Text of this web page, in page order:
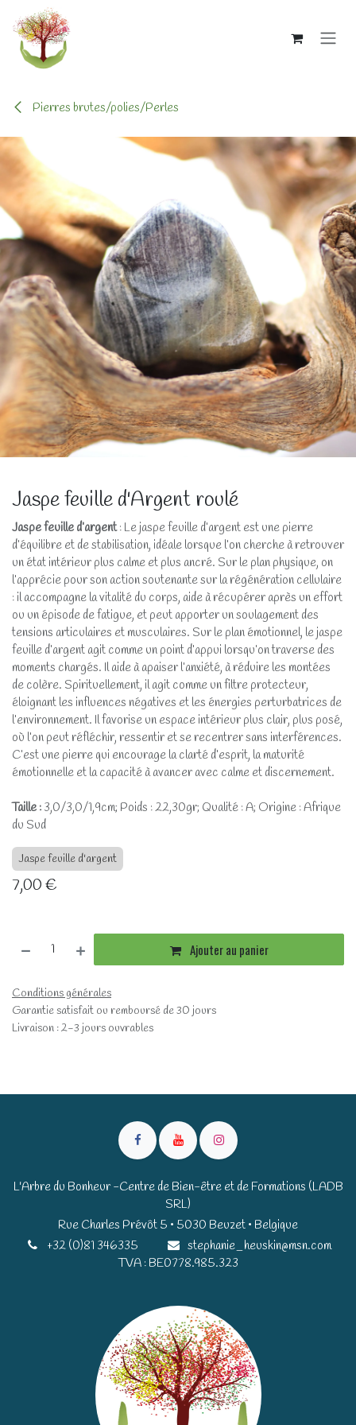
Se rendre au contenu
Pierres brutes/polies/Perles
Jaspe feuille d'Argent roulé
Jaspe feuille d’argent: Le jaspe feuille d’argent est une pierre
d’équilibre et de stabilisation, idéale lorsque l’on cherche à retrouver
un état intérieur plus calme et plus ancré. Sur le plan physique, on
l’apprécie pour son action soutenante sur la régénération cellulaire
: il accompagne la vitalité du corps, aide à récupérer après un effort
ou un épisode de fatigue, et peut apporter un soulagement des
tensions articulaires et musculaires. Sur le plan émotionnel, le jaspe
feuille d’argent agit comme un point d’appui lorsqu’on traverse des
moments chargés. Il aide à apaiser l’anxiété, à réduire les montées
de colère. Spirituellement, il agit comme un filtre protecteur,
éloignant les influences négatives et les énergies perturbatrices de
l’environnement. Il favorise un espace intérieur plus clair, plus posé,
où l’on peut réfléchir, ressentir et se recentrer sans interférences.
C’est une pierre qui encourage la clarté d’esprit, la maturité
émotionnelle et la capacité à avancer avec calme et discernement.
Taille : 3,0/3,0/1,9cm; Poids : 22,30gr; Qualité : A; Origine : Afrique
du Sud
Jaspe feuille d'argent
7,00€
Ajouter au panier
Conditions générales
Garantie satisfait ou remboursé de 30 jours
Livraison : 2-3 jours ouvrables
L'Arbre du Bonheur -Centre de Bien-être et de Formations (LADB
SRL)
Rue Charles Prévôt 5 • 5030 Beuzet • Belgique​​
+32 (0)81 346335
stephanie_heuskin@msn.com
TVA : BE0778.985.323